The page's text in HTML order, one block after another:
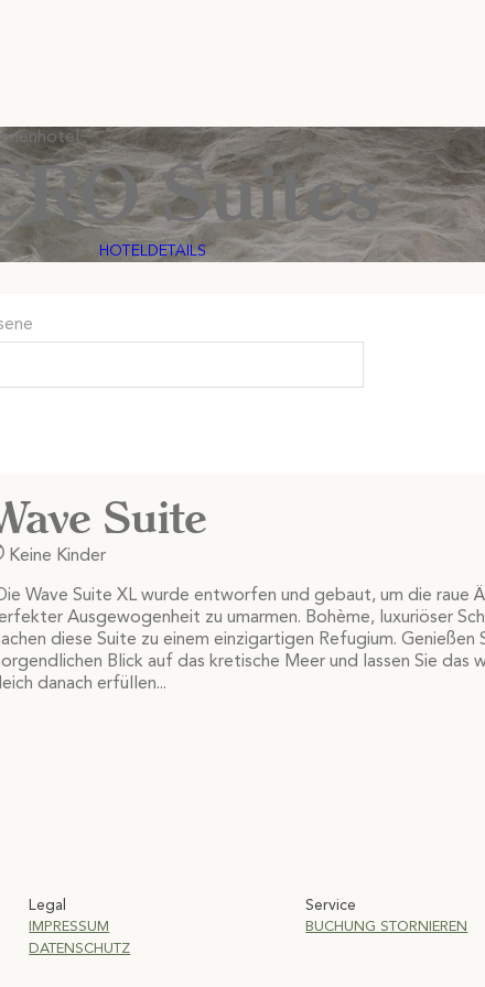
−
Suites
HOTELDETAILS
Suite
Keine Kinder
Wave Suite XL wurde entworfen und gebaut, um die raue
Ausgewogenheit zu umarmen. Bohème, luxuriöser
diese Suite zu einem einzigartigen Refugium. Genießen
Blick auf das kretische Meer und lassen Sie das
danach erfüllen...
Legal
IMPRESSUM
DATENSCHUTZ
Service
BUCHUNG STORNIEREN